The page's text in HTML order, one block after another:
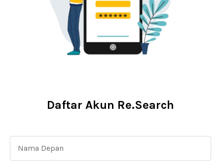
Daftar Akun Re.Search